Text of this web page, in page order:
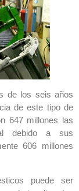
de los seis años
de este tipo de
647 millones las
debido a sus
606 millones
puede ser